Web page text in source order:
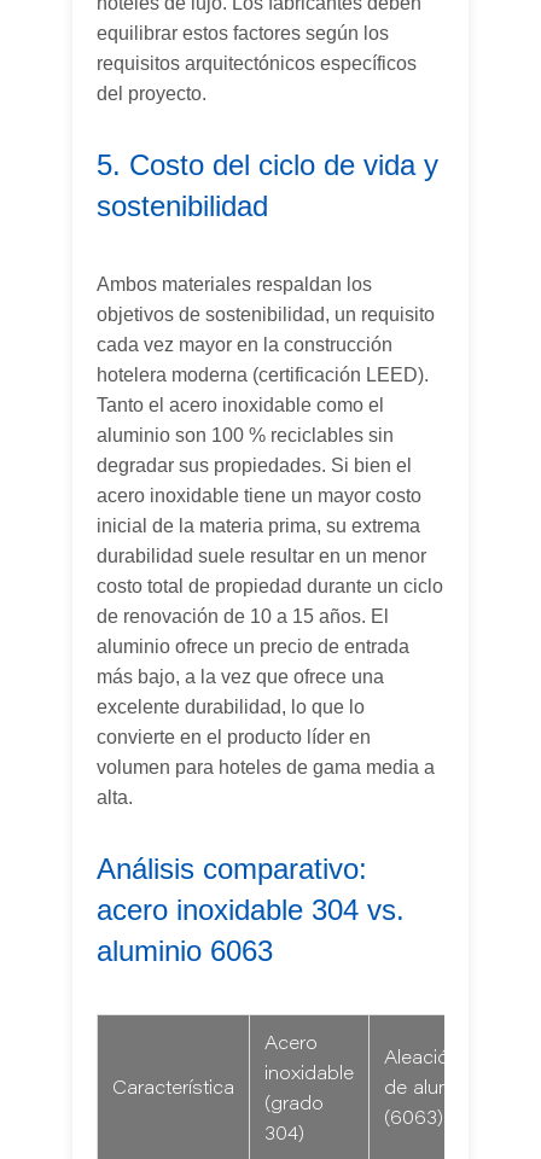
equilibrar estos factores según los
requisitos arquitectónicos específicos
del proyecto.
5. Costo del ciclo de vida y
sostenibilidad
Ambos materiales respaldan los
objetivos de sostenibilidad, un requisito
cada vez mayor en la construcción
hotelera moderna (certificación LEED).
Tanto el acero inoxidable como el
aluminio son 100 % reciclables sin
degradar sus propiedades. Si bien el
acero inoxidable tiene un mayor costo
inicial de la materia prima, su extrema
durabilidad suele resultar en un menor
costo total de propiedad durante un ciclo
de renovación de 10 a 15 años. El
aluminio ofrece un precio de entrada
más bajo, a la vez que ofrece una
excelente durabilidad, lo que lo
convierte en el producto líder en
volumen para hoteles de gama media a
alta.
Análisis comparativo:
acero inoxidable 304 vs.
aluminio 6063
Característica
Acero
inoxidable
(grado
304)
Aleación
de aluminio
(6063)